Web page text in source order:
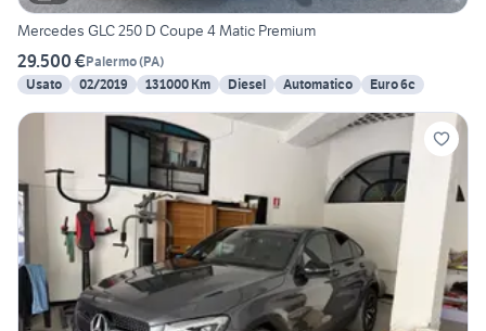
Mercedes GLC 250 D Coupe 4 Matic Premium
29.500 €Palermo(PA)
Usato
02/2019 131000 Km Diesel Automatico Euro 6c